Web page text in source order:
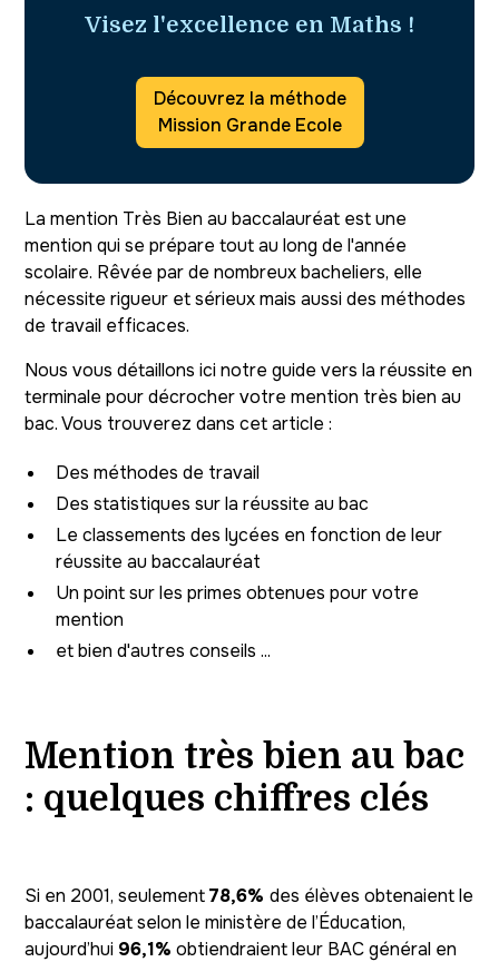
Visez l'excellence en Maths !
Découvrez la méthode
Mission Grande Ecole
La mention Très Bien au baccalauréat est une
mention qui se prépare tout au long de l'année
scolaire. Rêvée par de nombreux bacheliers, elle
nécessite rigueur et sérieux mais aussi des méthodes
de travail efficaces.
Nous vous détaillons ici notre guide vers la réussite en
terminale pour décrocher votre mention très bien au
bac. Vous trouverez dans cet article :
Des méthodes de travail
Des statistiques sur la réussite au bac
Le classements des lycées en fonction de leur
réussite au baccalauréat
Un point sur les primes obtenues pour votre
mention
et bien d'autres conseils ...
Mention très bien au bac
: quelques chiffres clés
Si en 2001, seulement78,6%des élèves obtenaient le
baccalauréat selon le ministère de l’Éducation,
aujourd’hui 96,1% obtiendraient leur BAC général en